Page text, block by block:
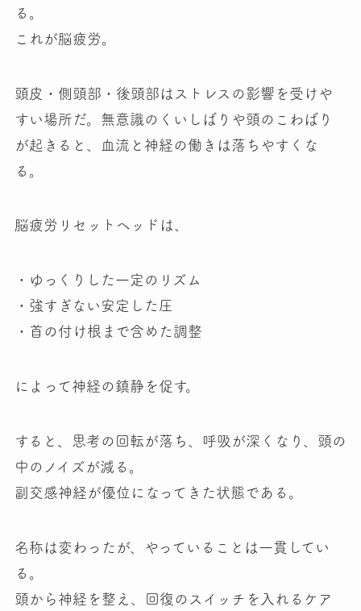
る。
これが脳疲労。
頭皮・側頭部・後頭部はストレスの影響を受けや
すい場所だ。無意識のくいしばりや頭のこわばり
が起きると、血流と神経の働きは落ちやすくな
る。
脳疲労リセットヘッドは、
・ゆっくりした一定のリズム
・強すぎない安定した圧
・首の付け根まで含めた調整
によって神経の鎮静を促す。
すると、思考の回転が落ち、呼吸が深くなり、頭の
中のノイズが減る。
副交感神経が優位になってきた状態である。
名称は変わったが、やっていることは一貫してい
る。
頭から神経を整え、回復のスイッチを入れるケア